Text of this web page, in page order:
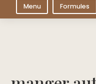
Menu Formules